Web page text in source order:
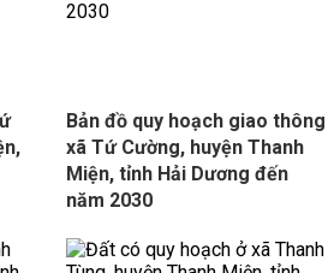
Bản đồ quy hoạch giao thông
xã Tứ Cường, huyện Thanh
Miện, tỉnh Hải Dương đến
năm 2030